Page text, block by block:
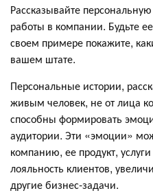
Рассказывайте
работы в компании. Будьте
своем примере покажите,
вашем штате.
Персональные истории,
живым человек, не от лица
способны формировать
аудитории. Эти «эмоции»
компанию, ее продукт,
лояльность клиентов,
другие бизнес-задачи.